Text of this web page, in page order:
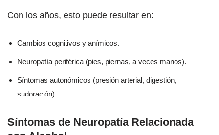
Con los años, esto puede resultar en:
Cambios cognitivos y anímicos.
Neuropatía periférica (pies, piernas, a veces manos).
Síntomas autonómicos (presión arterial, digestión,
sudoración).
Síntomas de Neuropatía Relacionada